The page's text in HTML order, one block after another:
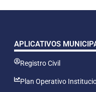
APLICATIVOS
Registro Civil
Plan Operativo